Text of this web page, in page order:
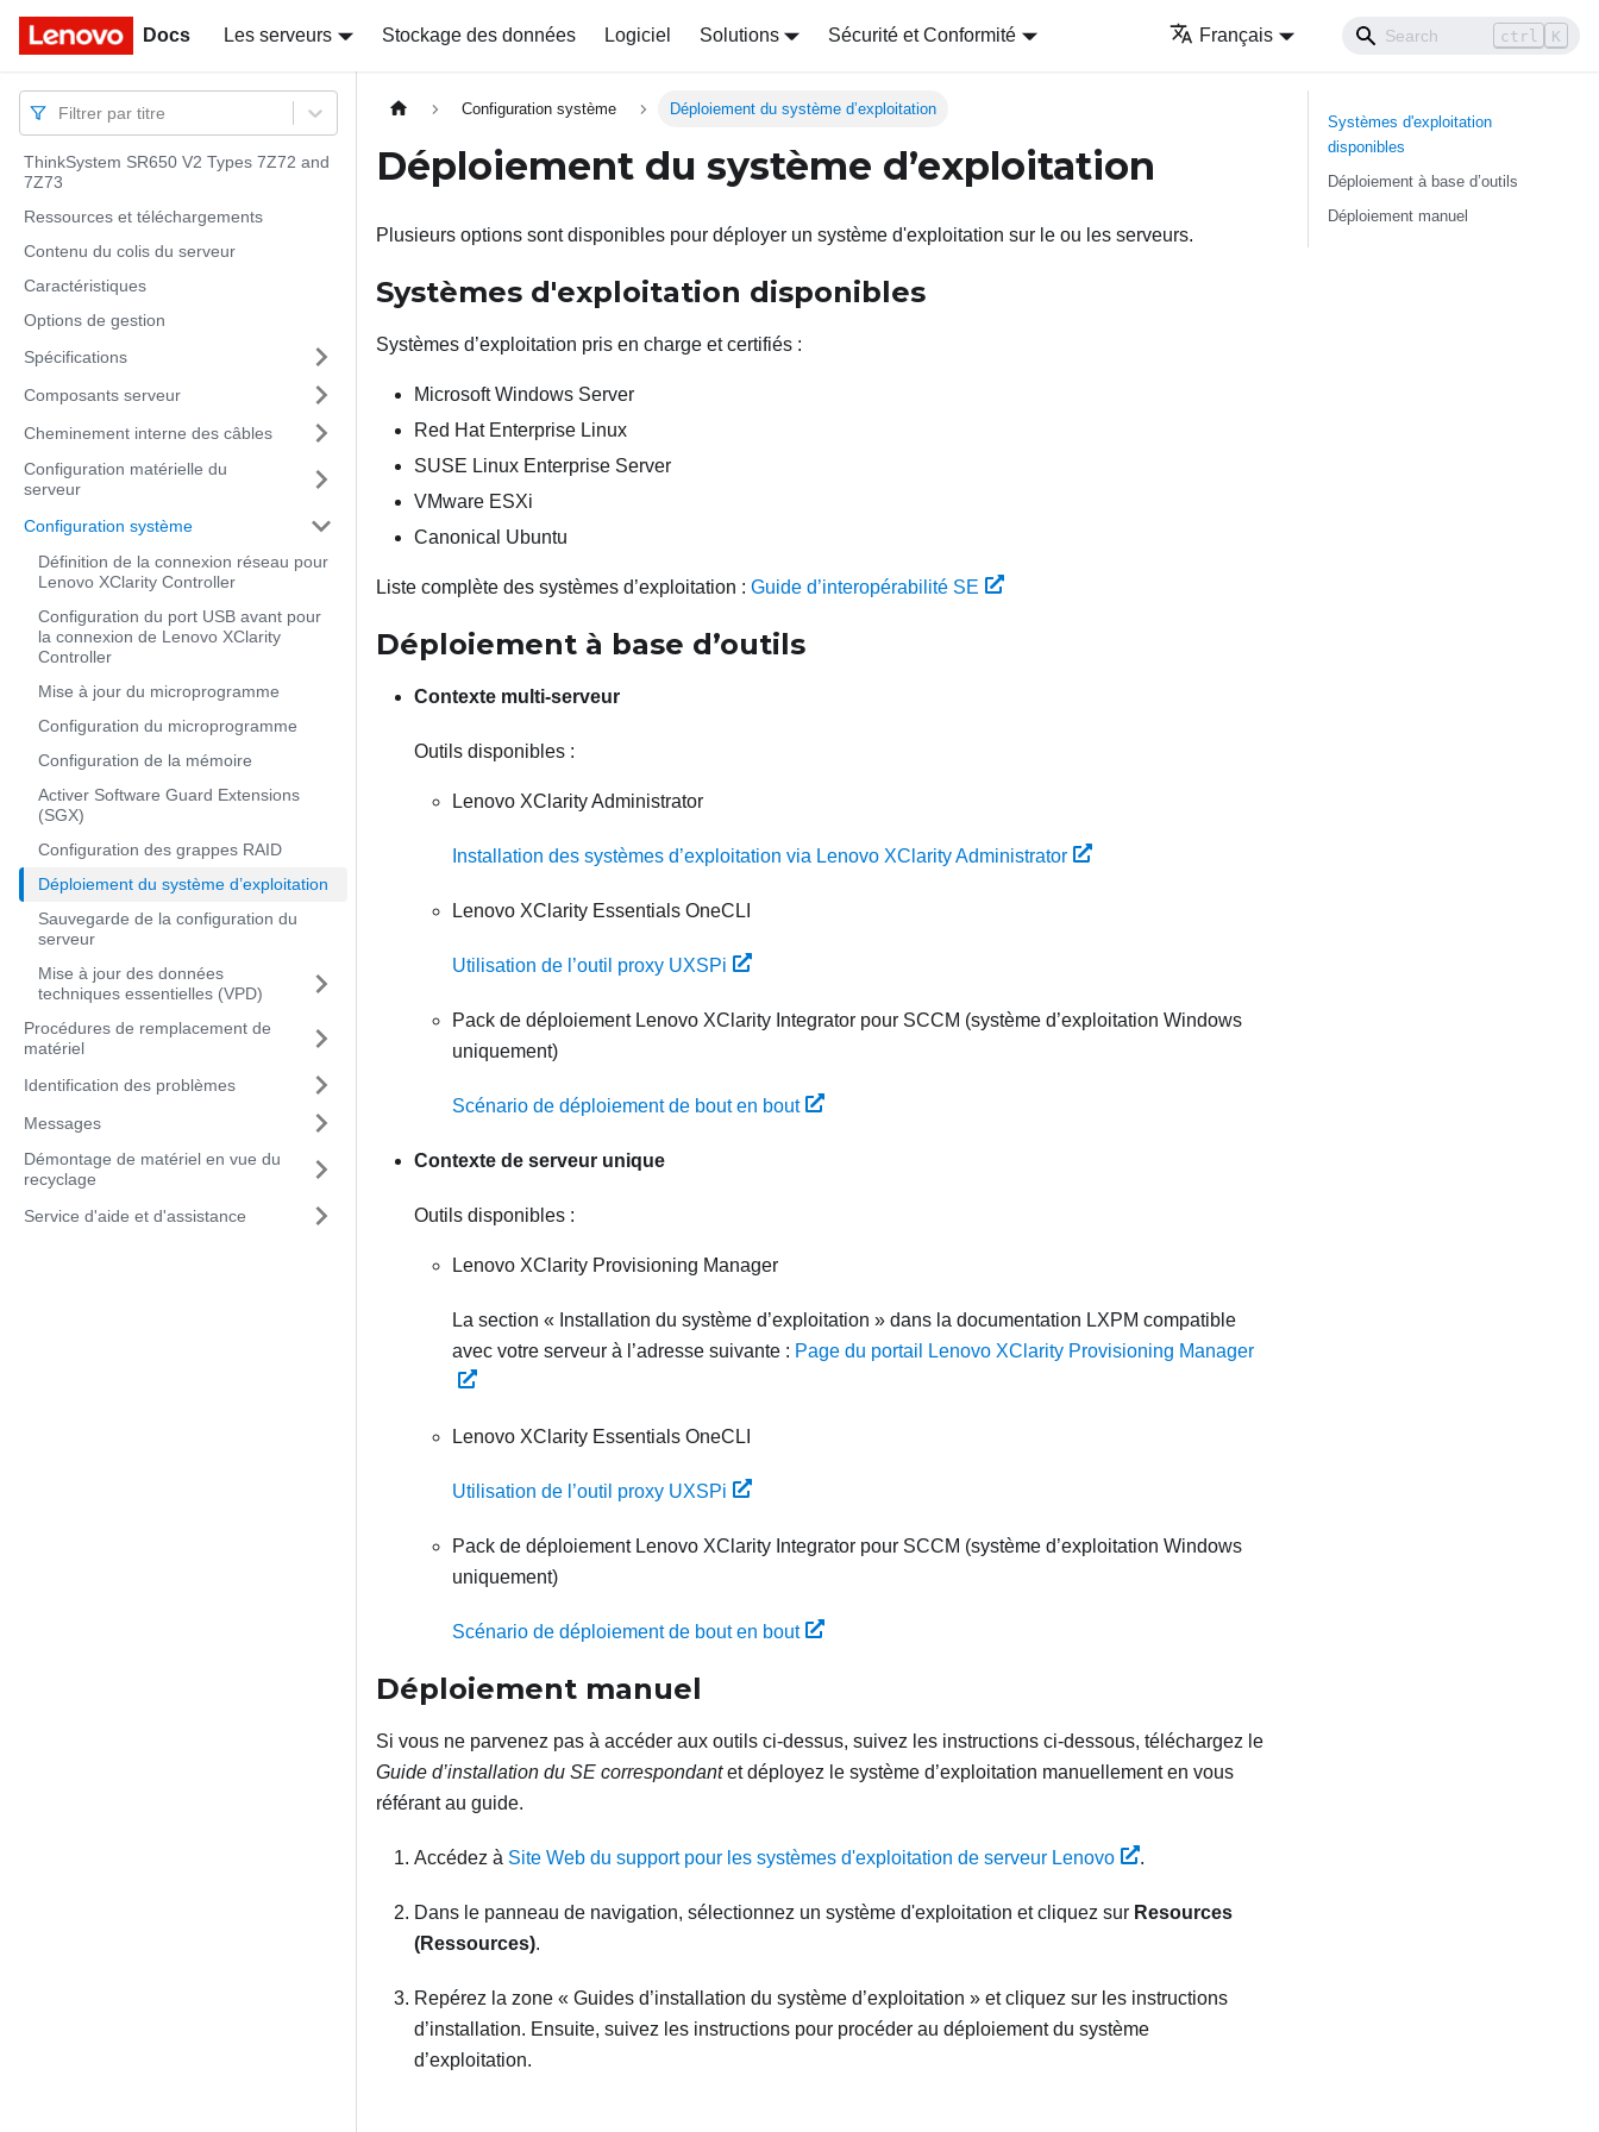
Docs Les serveurs Stockage des données Logiciel Solutions Sécurité et Conformité Français ctrl K
Docs
Filtrer par titre
ThinkSystem SR650 V2 Types 7Z72 and
7Z73
Ressources et téléchargements
Contenu du colis du serveur
Caractéristiques
Options de gestion
Spécifications
Composants serveur
Cheminement interne des câbles
Configuration matérielle du
serveur
Configuration système
Définition de la connexion réseau pour
Lenovo XClarity Controller
Configuration du port USB avant pour
la connexion de Lenovo XClarity
Controller
Mise à jour du microprogramme
Configuration du microprogramme
Configuration de la mémoire
Activer Software Guard Extensions
(SGX)
Configuration des grappes RAID
Déploiement du système d’exploitation
Sauvegarde de la configuration du
serveur
Mise à jour des données
techniques essentielles (VPD)
Procédures de remplacement de
matériel
Identification des problèmes
Messages
Démontage de matériel en vue du
recyclage
Service d'aide et d'assistance
Configuration système Déploiement du système d’exploitation
Déploiement du système d’exploitation
Plusieurs options sont disponibles pour déployer un système d'exploitation sur le ou les serveurs.
Systèmes d'exploitation disponibles
Systèmes d’exploitation pris en charge et certifiés :
Microsoft Windows Server
Red Hat Enterprise Linux
SUSE Linux Enterprise Server
VMware ESXi
Canonical Ubuntu
Liste complète des systèmes d’exploitation : Guide d’interopérabilité SE
Déploiement à base d’outils
Contexte multi-serveur
Outils disponibles :
Lenovo XClarity Administrator
Installation des systèmes d’exploitation via Lenovo XClarity Administrator
Lenovo XClarity Essentials OneCLI
Utilisation de l’outil proxy UXSPi
Pack de déploiement Lenovo XClarity Integrator pour SCCM (système d’exploitation Windows
uniquement)
Scénario de déploiement de bout en bout
Contexte de serveur unique
Outils disponibles :
Lenovo XClarity Provisioning Manager
La section « Installation du système d’exploitation » dans la documentation LXPM compatible
avec votre serveur à l’adresse suivante : Page du portail Lenovo XClarity Provisioning Manager
Lenovo XClarity Essentials OneCLI
Utilisation de l’outil proxy UXSPi
Pack de déploiement Lenovo XClarity Integrator pour SCCM (système d’exploitation Windows
uniquement)
Scénario de déploiement de bout en bout
Déploiement manuel
Si vous ne parvenez pas à accéder aux outils ci-dessus, suivez les instructions ci-dessous, téléchargez le
Guide d’installation du SE correspondantet déployez le système d’exploitation manuellement en vous
référant au guide.
Accédez à Site Web du support pour les systèmes d'exploitation de serveur Lenovo .
Dans le panneau de navigation, sélectionnez un système d'exploitation et cliquez sur Resources
(Ressources).
Repérez la zone « Guides d’installation du système d’exploitation » et cliquez sur les instructions
d’installation. Ensuite, suivez les instructions pour procéder au déploiement du système
d’exploitation.
Systèmes d'exploitation
disponibles
Déploiement à base d’outils
Déploiement manuel